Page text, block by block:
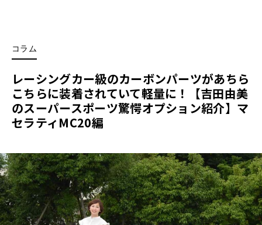
コラム
レーシングカー級のカーボンパーツがあちら
こちらに装着されていて軽量に！【吉田由美
のスーパースポーツ驚愕オプション紹介】マ
セラティMC20編